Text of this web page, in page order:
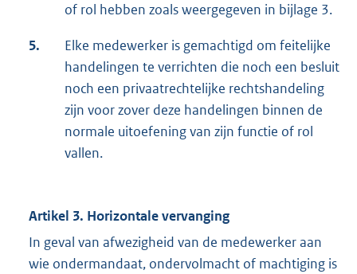
of rol hebben zoals weergegeven in bijlage 3.
5.
Elke medewerker is gemachtigd om feitelijke
handelingen te verrichten die noch een besluit
noch een privaatrechtelijke rechtshandeling
zijn voor zover deze handelingen binnen de
normale uitoefening van zijn functie of rol
vallen.
Artikel 3. Horizontale vervanging
In geval van afwezigheid van de medewerker aan
wie ondermandaat, ondervolmacht of machtiging is